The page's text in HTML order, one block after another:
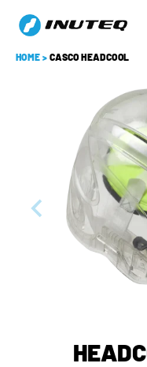
HOME > CASCO HEADCOOL